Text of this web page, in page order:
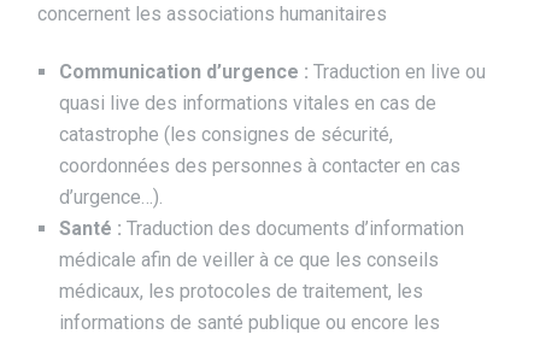
concernent les associations humanitaires
Communication d’urgence : Traduction en live ou
quasi live des informations vitales en cas de
catastrophe (les consignes de sécurité,
coordonnées des personnes à contacter en cas
d’urgence…).
Santé : Traduction des documents d’information
médicale afin de veiller à ce que les conseils
médicaux, les protocoles de traitement, les
informations de santé publique ou encore les